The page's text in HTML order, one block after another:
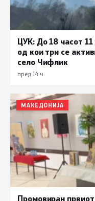
ЦУК: До 18 часот
од кои три се
село Чифлик
пред 14 ч.
МАКЕДОНИЈА
Промовиран